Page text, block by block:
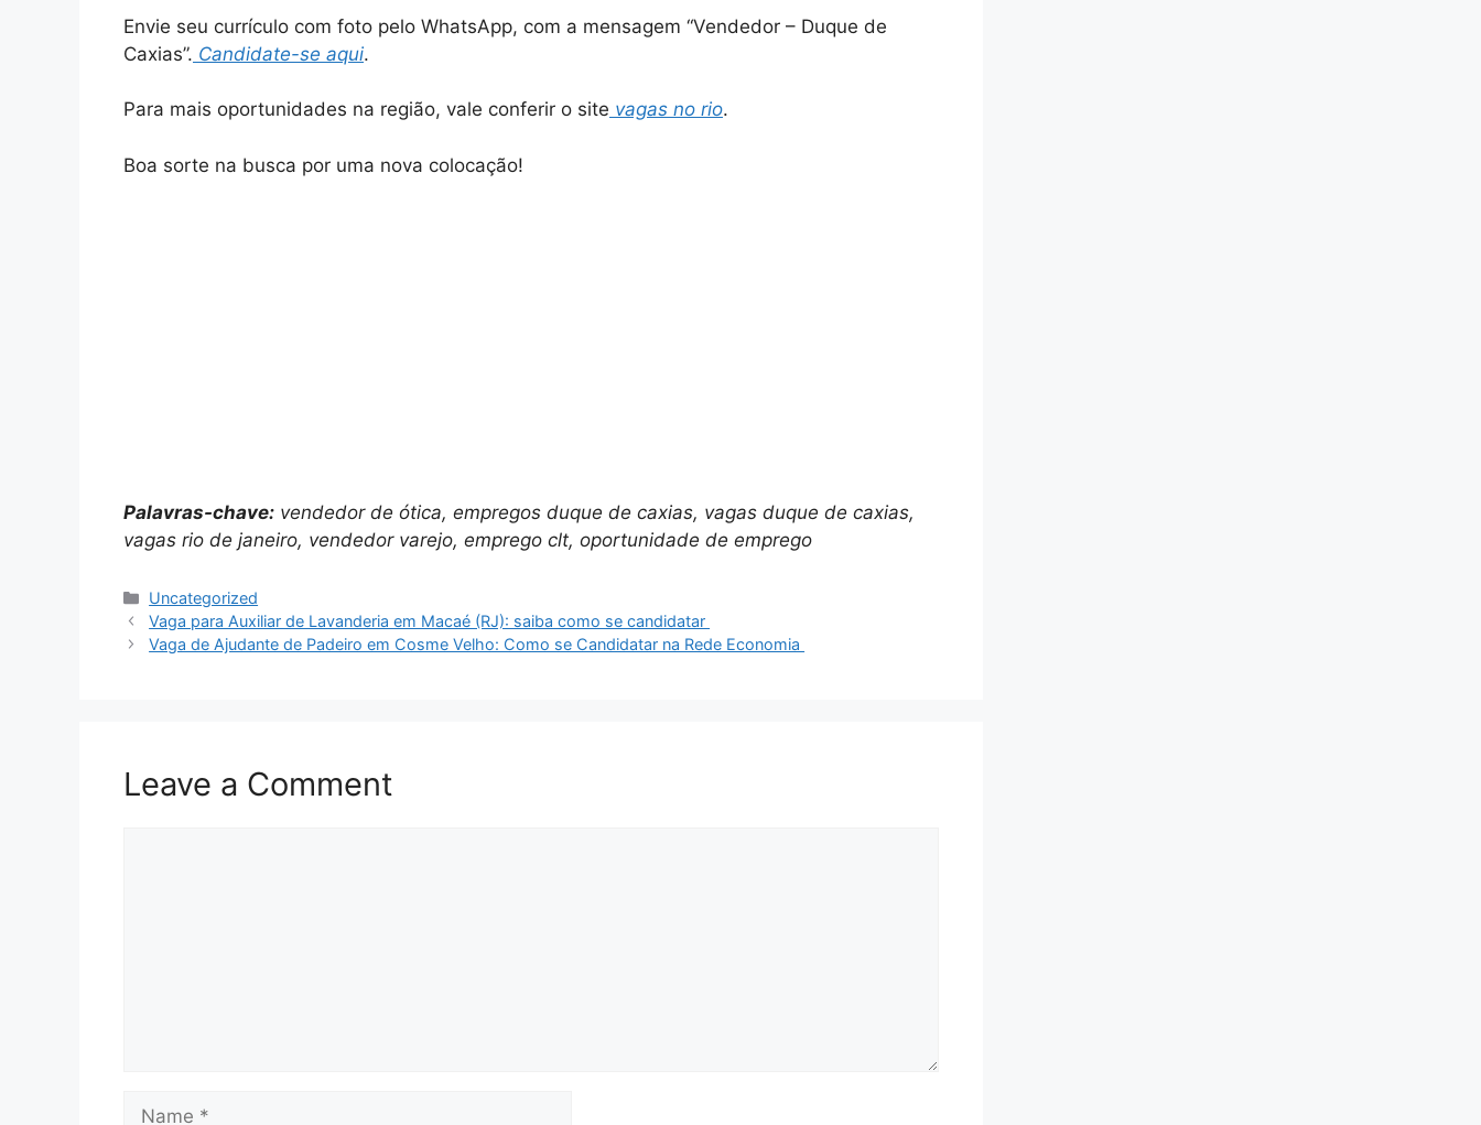
Envie seu currículo com foto pelo WhatsApp, com a mensagem “Vendedor – Duque de
Caxias”. Candidate-se aqui.
Para mais oportunidades na região, vale conferir o site vagas no rio.
Boa sorte na busca por uma nova colocação!
Palavras-chave: vendedor de ótica, empregos duque de caxias, vagas duque de caxias,
vagas rio de janeiro, vendedor varejo, emprego clt, oportunidade de emprego
Categories
Uncategorized
Vaga para Auxiliar de Lavanderia em Macaé (RJ): saiba como se candidatar
Vaga de Ajudante de Padeiro em Cosme Velho: Como se Candidatar na Rede Economia
Leave a Comment
Name